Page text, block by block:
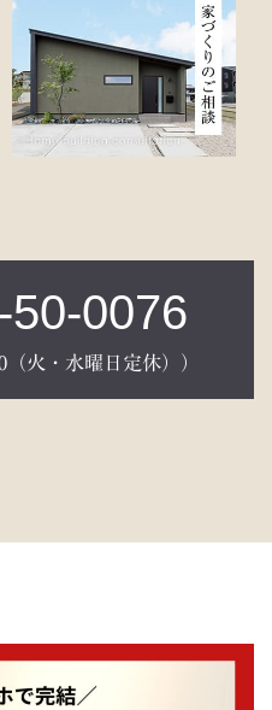
50-0076
（火・水曜日定休））